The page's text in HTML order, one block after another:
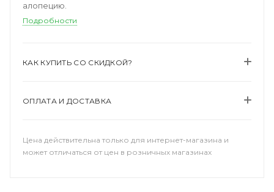
алопецию.
Подробности
КАК КУПИТЬ СО СКИДКОЙ?
ОПЛАТА И ДОСТАВКА
Цена действительна только для интернет-магазина и
может отличаться от цен в розничных магазинах